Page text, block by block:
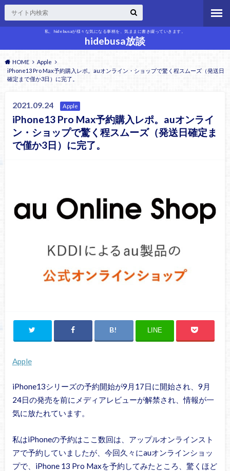
私、hidebusaが様々な気になる事柄を、気ままに書き綴っていきます。
hidebusa放談
HOME
Apple
iPhone13 Pro Max予約購入レポ。auオンライン・ショップで驚く程スムーズ（発送日
確定まで僅か3日）に完了。
2021.09.24 Apple
iPhone13 Pro Max予約購入レポ。auオンライ
ン・ショップで驚く程スムーズ（発送日確定ま
で僅か3日）に完了。
LINE
Apple
iPhone13シリーズの予約開始が9月17日に開始され、9月
24日の発売を前にメディアレビューが解禁され、情報が一
気に放たれています。
私はiPhoneの予約はここ数回は、アップルオンラインスト
アで予約していましたが、今回久々にauオンラインショッ
プで、iPhone 13 Pro Maxを予約してみたところ、驚くほど